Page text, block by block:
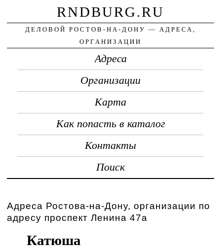
RNDBURG.RU
ДЕЛОВОЙ РОСТОВ-НА-ДОНУ — АДРЕСА,
ОРГАНИЗАЦИИ
Адреса
Организации
Карта
Как попасть в каталог
Контакты
Поиск
Адреса Ростова-на-Дону, организации по
адресу проспект Ленина 47а
Катюша